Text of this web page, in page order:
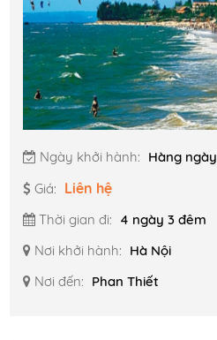
Ngày khởi hành: Hàng ngày
Giá: Liên hệ
Thời gian đi: 4 ngày 3 đêm
Nơi khởi hành: Hà Nội
Nơi đến: Phan Thiết